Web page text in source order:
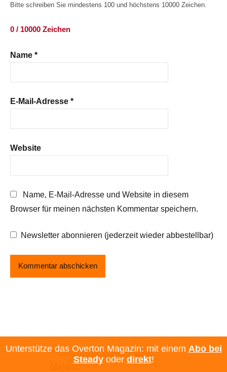
Bitte schreiben Sie mindestens 100 und höchstens 10000 Zeichen.
0 / 10000 Zeichen
Name *
E-Mail-Adresse *
Website
Name, E-Mail-Adresse und Website in diesem
Browser für meinen nächsten Kommentar speichern.
Newsletter abonnieren (jederzeit wieder abbestellbar)
Unterstütze das Overton Magazin: mit einem Abo bei
Steadyoder direkt!